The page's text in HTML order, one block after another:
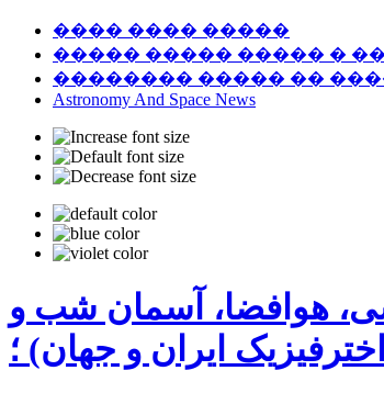
���� ���� �����
����� ����� ����� �
�������� ����� ��
Astronomy And Space News
هوافضا، آسمان شب و
اخترفیزیک ایران و جهان) ؛